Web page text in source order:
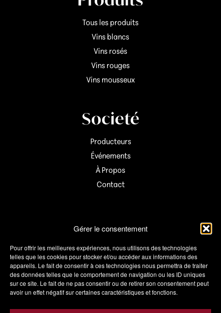
Gérer le consentement
Pour offrir les meilleures expériences, nous utilisons des technologies
telles que les cookies pour stocker et/ou accéder aux informations des
appareils. Le fait de consentir à ces technologies nous permettra de traiter
des données telles que le comportement de navigation ou les ID uniques
sur ce site. Le fait de ne pas consentir ou de retirer son consentement peut
avoir un effet négatif sur certaines caractéristiques et fonctions.
Tous les produits
Vins blancs
Vins rosés
Vins rouges
Vins mousseux
Societé
Producteurs
Événements
À Propos
Contact
Informations
Mon compte
Panier
Wishlist
Conditions de vente